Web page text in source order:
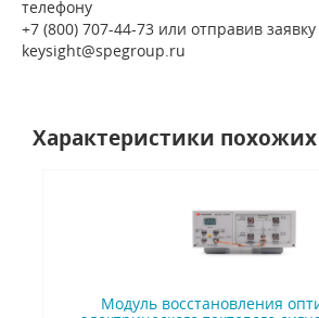
телефону
+7 (800) 707-44-73 или отправив
keysight@spegroup.ru
Характеристики
Модуль восстановления